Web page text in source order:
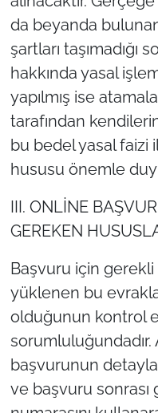
da beyanda
şartları
hakkında yasal
yapılmış ise
tarafından
bu bedel yasal faizi
hususu önemle
III. ONLİNE
GEREKEN
Başvuru için
yüklenen bu
olduğunun kontrol
sorumluluğundadır.
başvurunun
ve başvuru